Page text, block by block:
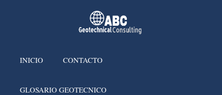
INICIO CONTACTO
GLOSARIO GEOTECNICO